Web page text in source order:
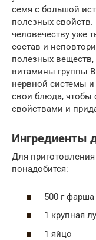
семя с большой
полезных свойств.
человечеству уже
состав и
полезных веществ,
витамины группы
нервной системы
свои блюда, чтобы
свойствами и
Ингредиенты
Для
понадобится:
500 г
1 крупная
1 яйцо